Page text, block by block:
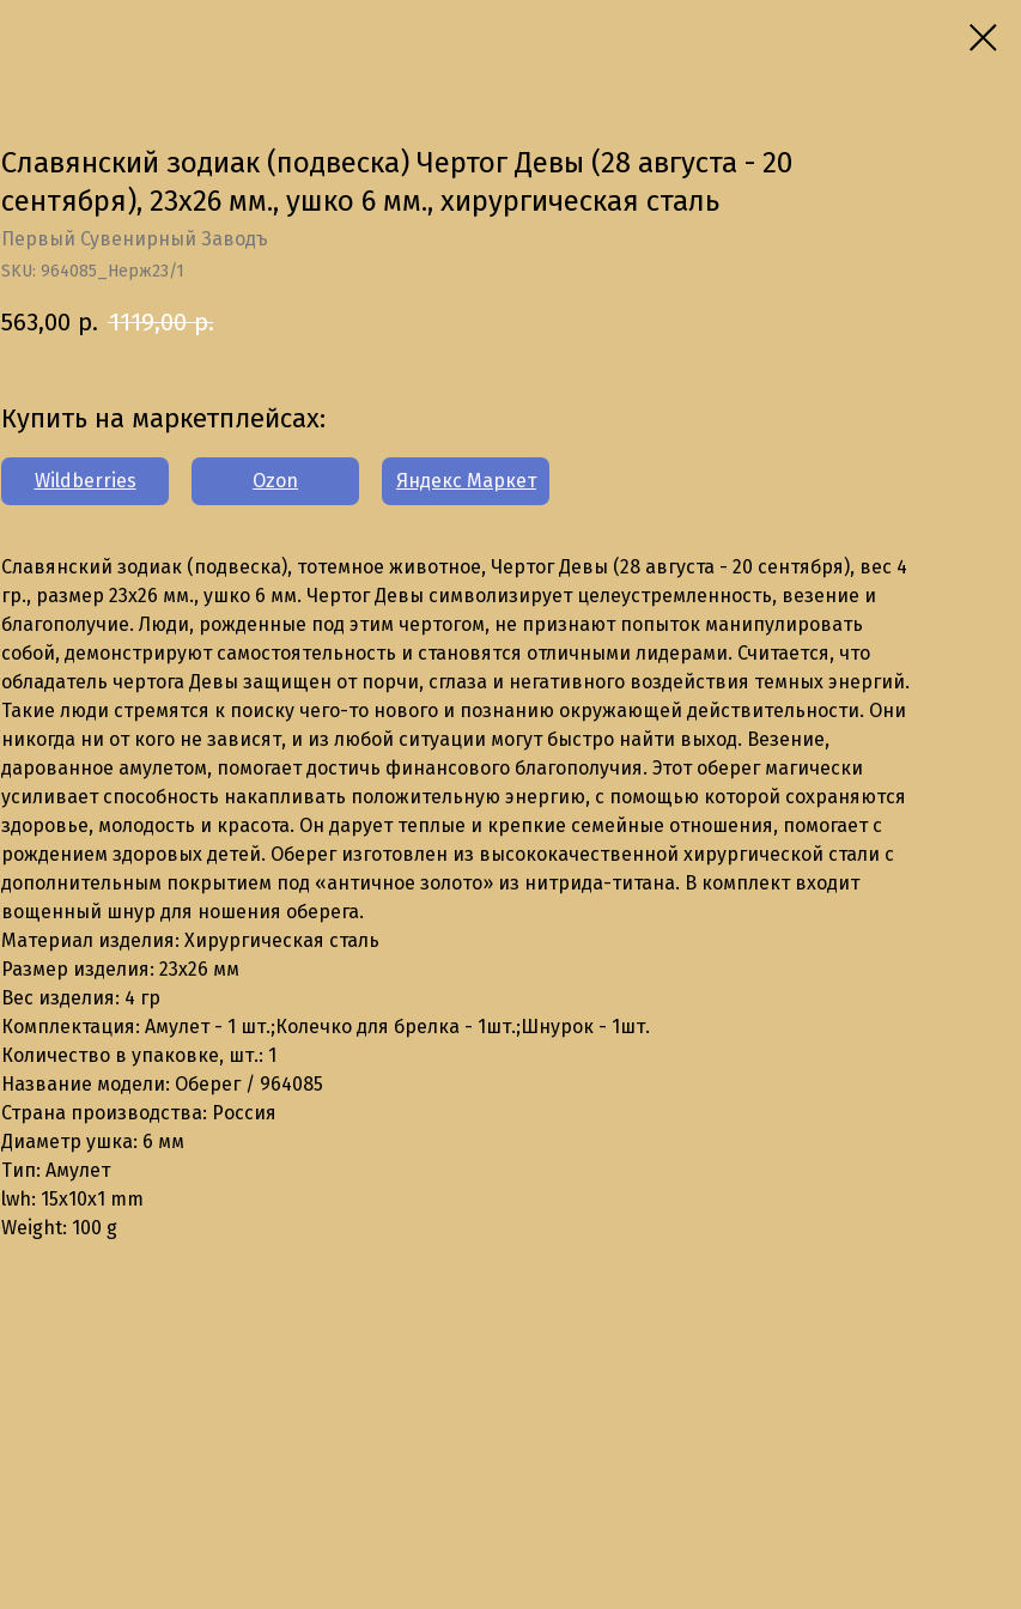
Славянский зодиак (подвеска) Чертог Девы (28 августа - 20
сентября), 23х26 мм., ушко 6 мм., хирургическая сталь
Первый Сувенирный Заводъ
SKU: 964085_Нерж23/1
563,00 р. 1119,00 р.
Купить на маркетплейсах:
Wildberries Ozon Яндекс Маркет
Славянский зодиак (подвеска), тотемное животное, Чертог Девы (28 августа - 20 сентября), вес 4
гр., размер 23х26 мм., ушко 6 мм. Чертог Девы символизирует целеустремленность, везение и
благополучие. Люди, рожденные под этим чертогом, не признают попыток манипулировать
собой, демонстрируют самостоятельность и становятся отличными лидерами. Считается, что
обладатель чертога Девы защищен от порчи, сглаза и негативного воздействия темных энергий.
Такие люди стремятся к поиску чего-то нового и познанию окружающей действительности. Они
никогда ни от кого не зависят, и из любой ситуации могут быстро найти выход. Везение,
дарованное амулетом, помогает достичь финансового благополучия. Этот оберег магически
усиливает способность накапливать положительную энергию, с помощью которой сохраняются
здоровье, молодость и красота. Он дарует теплые и крепкие семейные отношения, помогает с
рождением здоровых детей. Оберег изготовлен из высококачественной хирургической стали с
дополнительным покрытием под «античное золото» из нитрида-титана. В комплект входит
вощенный шнур для ношения оберега.
Материал изделия: Хирургическая сталь
Размер изделия: 23х26 мм
Вес изделия: 4 гр
Комплектация: Амулет - 1 шт.;Колечко для брелка - 1шт.;Шнурок - 1шт.
Количество в упаковке, шт.: 1
Название модели: Оберег / 964085
Страна производства: Россия
Диаметр ушка: 6 мм
Тип: Амулет
lwh: 15x10x1 mm
Weight: 100 g